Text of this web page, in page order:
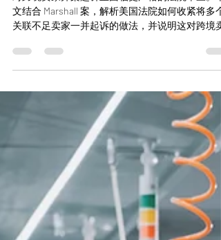
对跨境卖家并案起诉收
紧：Marshall案带来的程序
抗辩机会
对跨境卖家并案起诉正面临更严格的法院审查。本
文结合 Marshall 案，解析美国法院如何收紧将多个
关联不足卖家一并起诉的做法，并说明这对跨境卖
家程序抗辩、拆分案件及应诉策略可能带来的影